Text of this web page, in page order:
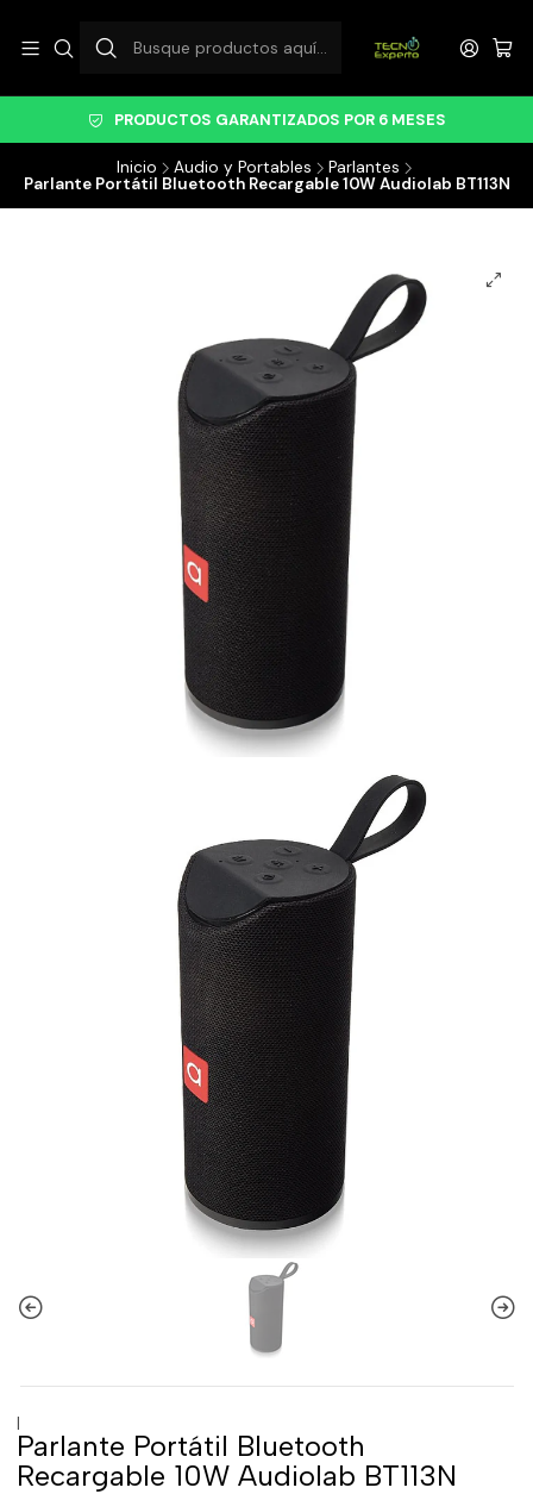
PRODUCTOS GARANTIZADOS POR 6 MESES
Inicio Audio y Portables
Parlantes
Parlante Portátil Bluetooth Recargable 10W Audiolab BT113N
|
Parlante Portátil Bluetooth
Recargable 10W Audiolab BT113N